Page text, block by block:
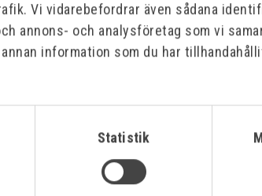
Vi vidarebefordrar även sådana
annons- och analysföretag som vi
information som du har
Statistik
MATNING
EUROBOOR